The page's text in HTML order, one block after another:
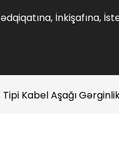
İnkişafına,
Tipi Kabel Aşağı